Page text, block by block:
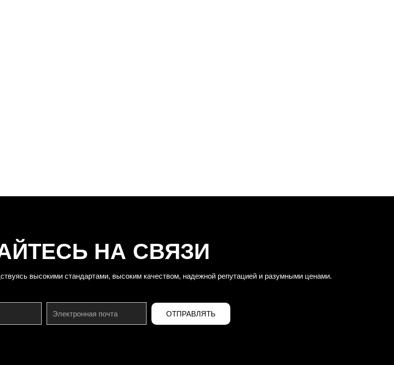
НА СВЯЗИ
высокими стандартами, высоким качеством, надежной репутацией и разумными ценами.
ОТПРАВЛЯТЬ